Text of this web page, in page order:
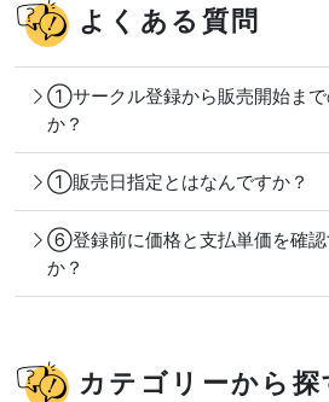
よくある質問
①サークル登録から販売開始まで
か？
①販売日指定とはなんですか？
⑥登録前に価格と支払単価を確認
か？
カテゴリーから探